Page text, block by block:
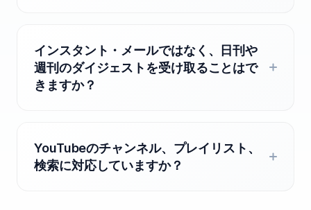
インスタント・メールではなく、日刊や
週刊のダイジェストを受け取ることはで
きますか？
YouTubeのチャンネル、プレイリスト、
検索に対応していますか？